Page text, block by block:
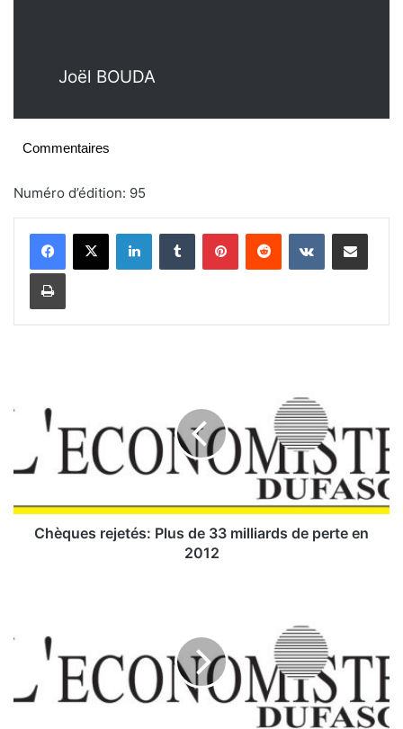
Joël BOUDA
Commentaires
Numéro d’édition: 95
s
e
u
Chèques rejetés: Plus de 33 milliards de perte en
2012
s